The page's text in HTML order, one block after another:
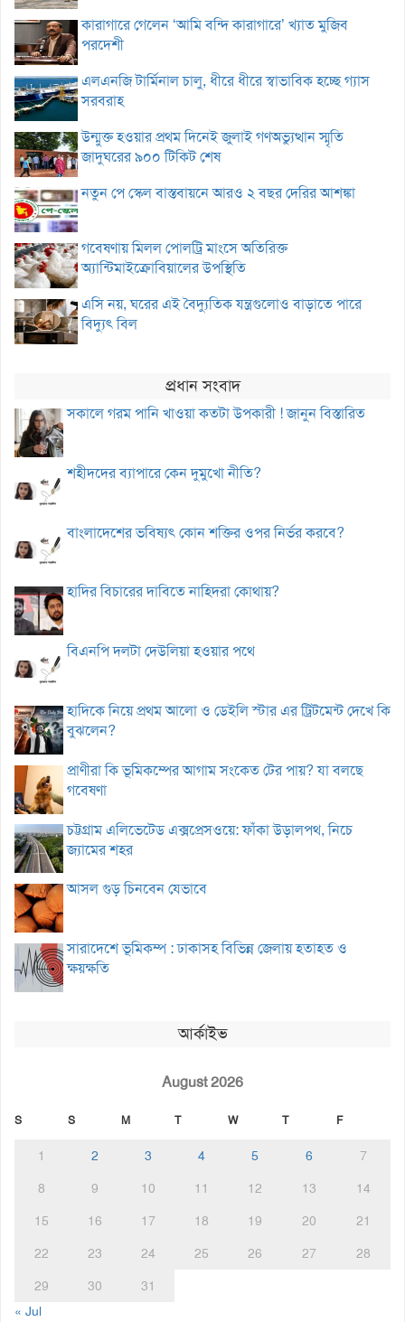
কারাগারে গেলেন ‘আমি বন্দি কারাগারে’ খ্যাত মুজিব
পরদেশী
এলএনজি টার্মিনাল চালু, ধীরে ধীরে স্বাভাবিক হচ্ছে গ্যাস
সরবরাহ
উন্মুক্ত হওয়ার প্রথম দিনেই জুলাই গণঅভ্যুত্থান স্মৃতি
জাদুঘরের ৯০০ টিকিট শেষ
নতুন পে স্কেল বাস্তবায়নে আরও ২ বছর দেরির আশঙ্কা
গবেষণায় মিলল পোলট্রি মাংসে অতিরিক্ত
অ্যান্টিমাইক্রোবিয়ালের উপস্থিতি
এসি নয়, ঘরের এই বৈদ্যুতিক যন্ত্রগুলোও বাড়াতে পারে
বিদ্যুৎ বিল
প্রধান সংবাদ
সকালে গরম পানি খাওয়া কতটা উপকারী ! জানুন বিস্তারিত
শহীদদের ব্যাপারে কেন দুমুখো নীতি?
বাংলাদেশের ভবিষ্যৎ কোন শক্তির ওপর নির্ভর করবে?
হাদির বিচারের দাবিতে নাহিদরা কোথায়?
বিএনপি দলটা দেউলিয়া হওয়ার পথে
হাদিকে নিয়ে প্রথম আলো ও ডেইলি স্টার এর ট্রিটমেন্ট দেখে কি
বুঝলেন?
প্রাণীরা কি ভূমিকম্পের আগাম সংকেত টের পায়? যা বলছে
গবেষণা
চট্টগ্রাম এলিভেটেড এক্সপ্রেসওয়ে: ফাঁকা উড়ালপথ, নিচে
জ্যামের শহর
আসল গুড় চিনবেন যেভাবে
সারাদেশে ভূমিকম্প : ঢাকাসহ বিভিন্ন জেলায় হতাহত ও
ক্ষয়ক্ষতি
আর্কাইভ
August 2026
S S M T W T F
1 2 3 4 5 6
7
8
9 10 11 12 13
14
15
16 17 18 19 20
21
22
23 24 25 26 27
28
29
30
31
« Jul